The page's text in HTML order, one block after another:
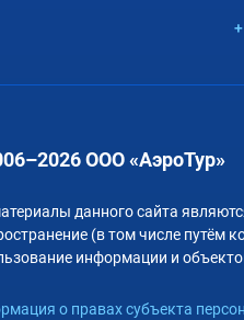
ООО «АэроТур»
данного сайта
(в том числе путём
информации и
о правах субъекта